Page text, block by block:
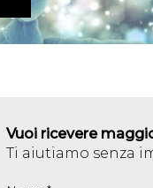
Vuoi ricevere
Ti aiutiamo senza